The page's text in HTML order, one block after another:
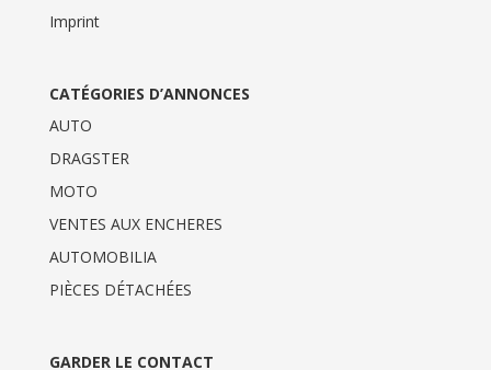
Imprint
CATÉGORIES D’ANNONCES
AUTO
DRAGSTER
MOTO
VENTES AUX ENCHERES
AUTOMOBILIA
PIÈCES DÉTACHÉES
GARDER LE CONTACT